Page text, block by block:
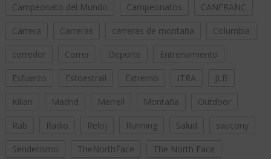
Campeonato del Mundo Campeonatos CANFRANC
Carrera Carreras carreras de montaña Columbia
corredor Correr Deporte Entrenamiento
Esfuerzo Estoestrail Extremo ITRA JLB
Kilian Madrid Merrell Montaña Outdoor
Rab Radio Reloj Running Salud saucony
Senderismo TheNorthFace The North Face